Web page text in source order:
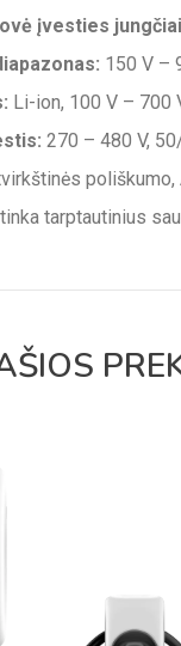
įvesties
150 V –
Li-ion, 100 V – 700
270 – 480 V,
tarptautinius